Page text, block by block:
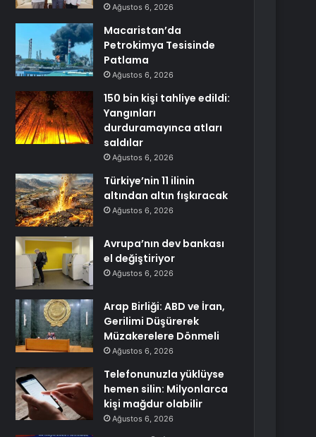
Ağustos 6, 2026
Macaristan’da
Petrokimya Tesisinde
Patlama
Ağustos 6, 2026
150 bin kişi tahliye edildi:
Yangınları
durduramayınca atları
saldılar
Ağustos 6, 2026
Türkiye’nin 11 ilinin
altından altın fışkıracak
Ağustos 6, 2026
Avrupa’nın dev bankası
el değiştiriyor
Ağustos 6, 2026
Arap Birliği: ABD ve İran,
Gerilimi Düşürerek
Müzakerelere Dönmeli
Ağustos 6, 2026
Telefonunuzla yüklüyse
hemen silin: Milyonlarca
kişi mağdur olabilir
Ağustos 6, 2026